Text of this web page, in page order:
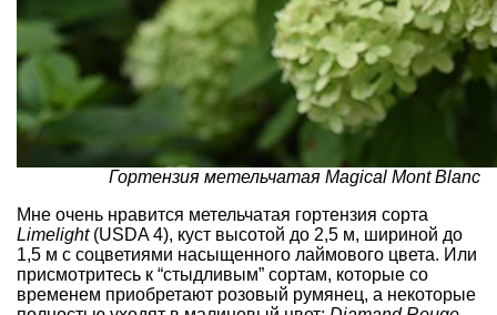
Гортензия метельчатая Magical Mont Blanc
Мне очень нравится метельчатая гортензия сорта
Limelight (USDA 4), куст высотой до 2,5 м, шириной до
1,5 м с соцветиями насыщенного лаймового цвета. Или
присмотритесь к “стыдливым” сортам, которые со
временем приобретают розовый румянец, а некоторые